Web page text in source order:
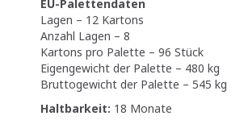
EU-Palettendaten
Lagen – 12 Kartons
Anzahl Lagen – 8
Kartons pro Palette – 96 Stück
Eigengewicht der Palette – 480 kg
Bruttogewicht der Palette – 545 kg
Haltbarkeit: 18 Monate